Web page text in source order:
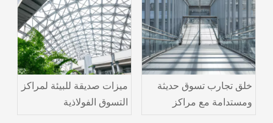
خلق تجارب تسوق حديثة
ومستدامة مع مراكز
ميزات صديقة للبيئة لمراكز
التسوق الفولاذية